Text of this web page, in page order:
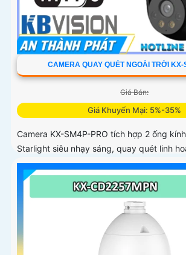
CAMERA QUAY QUÉT NGOÀI TRỜI KX-
Giá Bán:
Giá Khuyến Mại: 5%-35%
Camera KX-SM4P-PRO tích hợp 2 ống
Starlight siêu nhạy sáng, quay quét linh
kép thông minh và LED ánh sáng ấm
ISP kết hợp cảm biến lớn tối ưu hình ảnh